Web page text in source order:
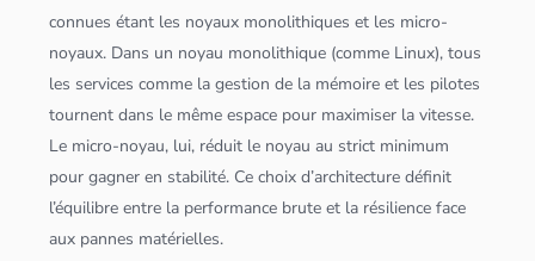
connues étant les noyaux monolithiques et les micro-
noyaux. Dans un noyau monolithique (comme Linux), tous
les services comme la gestion de la mémoire et les pilotes
tournent dans le même espace pour maximiser la vitesse.
Le micro-noyau, lui, réduit le noyau au strict minimum
pour gagner en stabilité. Ce choix d’architecture définit
l’équilibre entre la performance brute et la résilience face
aux pannes matérielles.